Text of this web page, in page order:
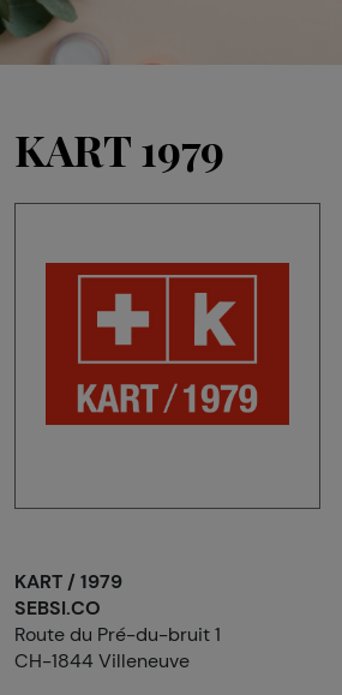
KART 1979
KART / 1979
SEBSI.CO
Route du Pré-du-bruit 1
CH-1844 Villeneuve